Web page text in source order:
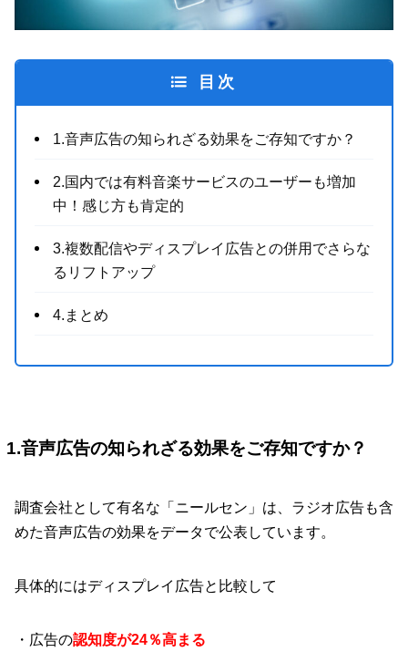
目次
1.音声広告の知られざる効果をご存知ですか？
2.国内では有料音楽サービスのユーザーも増加
中！感じ方も肯定的
3.複数配信やディスプレイ広告との併用でさらな
るリフトアップ
4.まとめ
1.音声広告の知られざる効果をご存知ですか？
調査会社として有名な「ニールセン」は、ラジオ広告も含
めた音声広告の効果をデータで公表しています。
具体的にはディスプレイ広告と比較して
・広告の認知度が24％高まる